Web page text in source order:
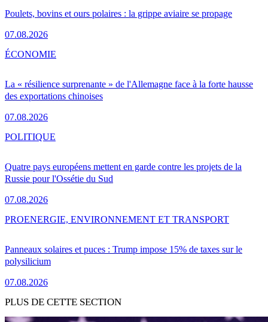
Poulets, bovins et ours polaires : la grippe aviaire se propage
07.08.2026
La « résilience surprenante » de l'Allemagne face à la forte hausse
des exportations chinoises
07.08.2026
ÉCONOMIE
Quatre pays européens mettent en garde contre les projets de la
Russie pour l'Ossétie du Sud
07.08.2026
POLITIQUE
Panneaux solaires et puces : Trump impose 15% de taxes sur le
polysilicium
07.08.2026
PROENERGIE, ENVIRONNEMENT ET TRANSPORT
PLUS DE CETTE SECTION